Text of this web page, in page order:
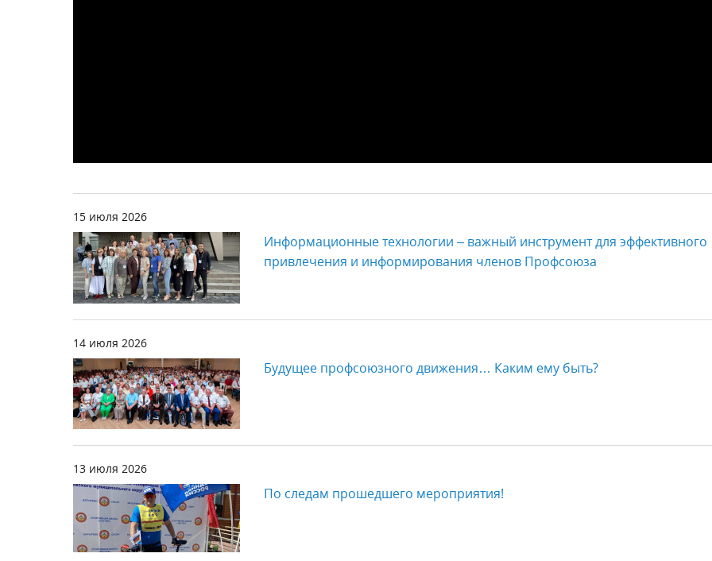
15 июля 2026
Информационные технологии – важный инструмент для эффективного
привлечения и информирования членов Профсоюза
14 июля 2026
Будущее профсоюзного движения… Каким ему быть?
13 июля 2026
По следам прошедшего мероприятия!